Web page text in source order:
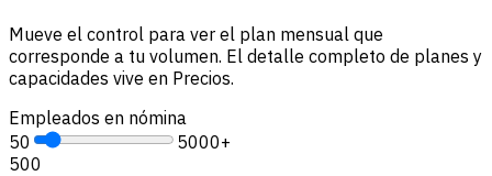
Mueve el control para ver el plan mensual que
corresponde a tu volumen. El detalle completo de planes y
capacidades vive en Precios.
Empleados en nómina
50
5000+
500